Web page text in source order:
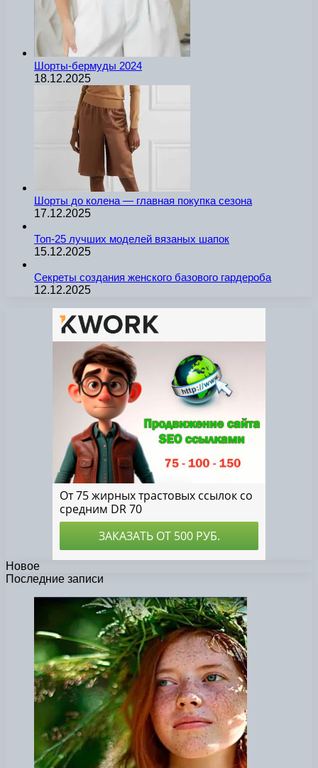
Шорты-бермуды 2024
18.12.2025
Шорты до колена — главная покупка сезона
17.12.2025
Топ-25 лучших моделей вязаных шапок
15.12.2025
Секреты создания женского базового гардероба
12.12.2025
Новое
Последние записи